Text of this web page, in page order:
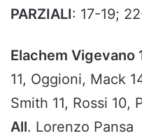
PARZIALI: 17-19;
Elachem Vigevano
11, Oggioni, Mack
Smith 11, Rossi 10,
All. Lorenzo Pansa